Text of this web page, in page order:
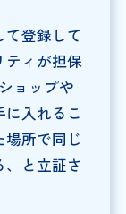
登録して
ティが担保
ョップや
入れるこ
所で同じ
、と立証さ